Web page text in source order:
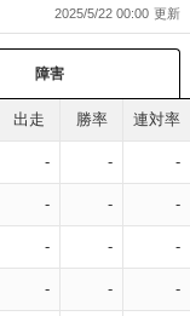
2025/5/22 00:00
障害
出走 勝率 連対率
- - -
- - -
- - -
- - -